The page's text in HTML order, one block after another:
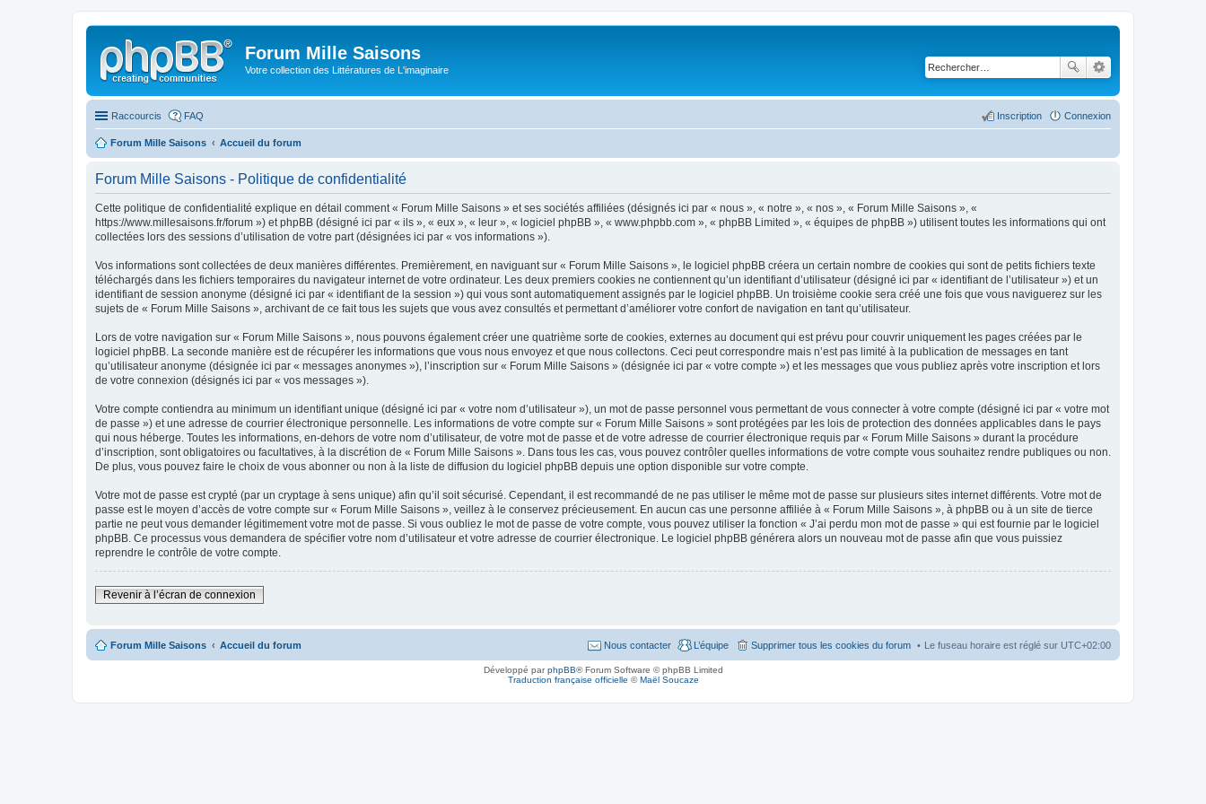
Forum Mille Saisons
Votre collection des Littératures de L'imaginaire
Raccourcis FAQ Connexion
Inscription
Forum Mille Saisons Accueil du forum
Forum Mille Saisons - Politique de confidentialité
Cette politique de confidentialité explique en détail comment « Forum Mille Saisons » et ses sociétés affiliées (désignés ici par « nous », « notre », « nos », « Forum Mille Saisons », «
https://www.millesaisons.fr/forum ») et phpBB (désigné ici par « ils », « eux », « leur », « logiciel phpBB », « www.phpbb.com », « phpBB Limited », « équipes de phpBB ») utilisent toutes les informations qui ont
collectées lors des sessions d’utilisation de votre part (désignées ici par « vos informations »).
Vos informations sont collectées de deux manières différentes. Premièrement, en naviguant sur « Forum Mille Saisons », le logiciel phpBB créera un certain nombre de cookies qui sont de petits fichiers texte
téléchargés dans les fichiers temporaires du navigateur internet de votre ordinateur. Les deux premiers cookies ne contiennent qu’un identifiant d’utilisateur (désigné ici par « identifiant de l’utilisateur ») et un
identifiant de session anonyme (désigné ici par « identifiant de la session ») qui vous sont automatiquement assignés par le logiciel phpBB. Un troisième cookie sera créé une fois que vous naviguerez sur les
sujets de « Forum Mille Saisons », archivant de ce fait tous les sujets que vous avez consultés et permettant d’améliorer votre confort de navigation en tant qu’utilisateur.
Lors de votre navigation sur « Forum Mille Saisons », nous pouvons également créer une quatrième sorte de cookies, externes au document qui est prévu pour couvrir uniquement les pages créées par le
logiciel phpBB. La seconde manière est de récupérer les informations que vous nous envoyez et que nous collectons. Ceci peut correspondre mais n’est pas limité à la publication de messages en tant
qu’utilisateur anonyme (désignée ici par « messages anonymes »), l’inscription sur « Forum Mille Saisons » (désignée ici par « votre compte ») et les messages que vous publiez après votre inscription et lors
de votre connexion (désignés ici par « vos messages »).
Votre compte contiendra au minimum un identifiant unique (désigné ici par « votre nom d’utilisateur »), un mot de passe personnel vous permettant de vous connecter à votre compte (désigné ici par « votre mot
de passe ») et une adresse de courrier électronique personnelle. Les informations de votre compte sur « Forum Mille Saisons » sont protégées par les lois de protection des données applicables dans le pays
qui nous héberge. Toutes les informations, en-dehors de votre nom d’utilisateur, de votre mot de passe et de votre adresse de courrier électronique requis par « Forum Mille Saisons » durant la procédure
d’inscription, sont obligatoires ou facultatives, à la discrétion de « Forum Mille Saisons ». Dans tous les cas, vous pouvez contrôler quelles informations de votre compte vous souhaitez rendre publiques ou non.
De plus, vous pouvez faire le choix de vous abonner ou non à la liste de diffusion du logiciel phpBB depuis une option disponible sur votre compte.
Votre mot de passe est crypté (par un cryptage à sens unique) afin qu’il soit sécurisé. Cependant, il est recommandé de ne pas utiliser le même mot de passe sur plusieurs sites internet différents. Votre mot de
passe est le moyen d’accès de votre compte sur « Forum Mille Saisons », veillez à le conservez précieusement. En aucun cas une personne affiliée à « Forum Mille Saisons », à phpBB ou à un site de tierce
partie ne peut vous demander légitimement votre mot de passe. Si vous oubliez le mot de passe de votre compte, vous pouvez utiliser la fonction « J’ai perdu mon mot de passe » qui est fournie par le logiciel
phpBB. Ce processus vous demandera de spécifier votre nom d’utilisateur et votre adresse de courrier électronique. Le logiciel phpBB générera alors un nouveau mot de passe afin que vous puissiez
reprendre le contrôle de votre compte.
Revenir à l’écran de connexion
Forum Mille Saisons Accueil du forum Le fuseau horaire est réglé sur UTC+02:00
Supprimer tous les cookies du forum
L’équipe
Nous contacter
Développé parphpBB® Forum Software © phpBB Limited
Traduction française officielle ©Maël Soucaze